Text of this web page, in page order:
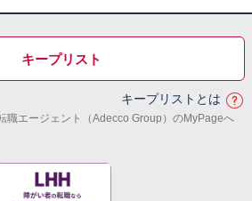
キープリスト
キープリストとは
職エージェント（Adecco Group）のMyPageへ